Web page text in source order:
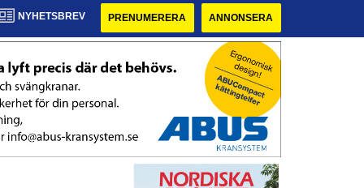
NYHETSBREV PRENUMERERA ANNONSERA